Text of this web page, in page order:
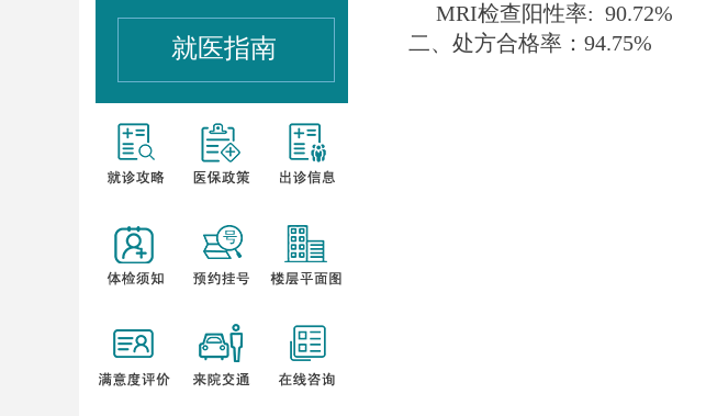
MRI检查阳性率: 90.72%
二、处方合格率： 94.75%
就医指南